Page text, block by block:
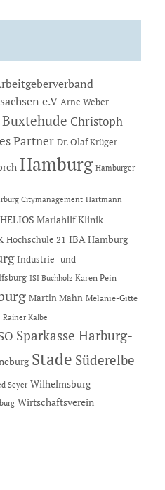
e.V Arne Weber
Buxtehude Christoph
Partner Dr. Olaf Krüger
Hamburg Hamburger
Citymanagement Hartmann
HELIOS Mariahilf Klinik
Hochschule 21 IBA Hamburg
Industrie- und
ISI Buchholz Karen Pein
Martin Mahn Melanie-Gitte
Rainer Kalbe
Sparkasse Harburg-
Stade Süderelbe
Seyer Wilhelmsburg
Wirtschaftsverein